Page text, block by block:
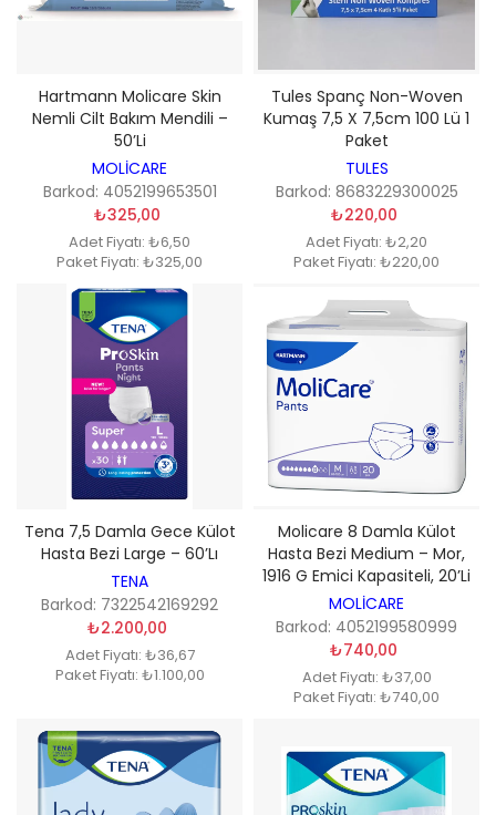
Hartmann Molicare Skin
Nemli Cilt Bakım Mendili –
50’li
MOLİCARE
Barkod: 4052199653501
₺325,00
Adet Fiyatı: ₺6,50
Paket Fiyatı: ₺325,00
Tules Spanç Non-Woven
Kumaş 7,5 X 7,5cm 100 Lü 1
Paket
TULES
Barkod: 8683229300025
₺220,00
Adet Fiyatı: ₺2,20
Paket Fiyatı: ₺220,00
Tena 7,5 Damla Gece Külot
Hasta Bezi Large – 60’lı
TENA
Barkod: 7322542169292
₺2.200,00
Adet Fiyatı: ₺36,67
Paket Fiyatı: ₺1.100,00
Molicare 8 Damla Külot
Hasta Bezi Medium – Mor,
1916 G Emici Kapasiteli, 20’li
MOLİCARE
Barkod: 4052199580999
₺740,00
Adet Fiyatı: ₺37,00
Paket Fiyatı: ₺740,00